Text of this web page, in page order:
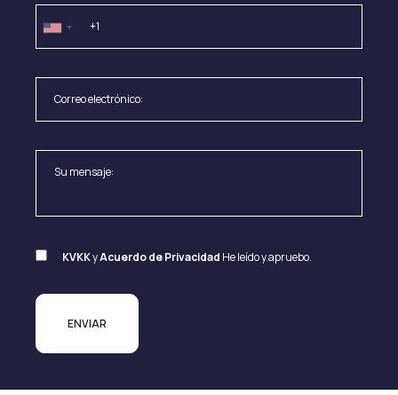
KVKKyAcuerdo de Privacidad He leído y apruebo.